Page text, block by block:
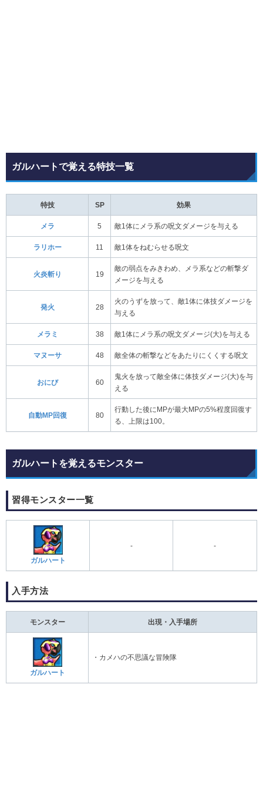
ガルハートで覚える特技一覧
特技 SP 効果
メラ 5 敵1体にメラ系の呪文ダメージを与える
ラリホー 11 敵1体をねむらせる呪文
火炎斬り 19
敵の弱点をみきわめ、メラ系などの斬撃ダ
メージを与える
発火 28
火のうずを放って、敵1体に体技ダメージを
与える
メラミ 38 敵1体にメラ系の呪文ダメージ(大)を与える
マヌーサ 48 敵全体の斬撃などをあたりにくくする呪文
おにび 60
鬼火を放って敵全体に体技ダメージ(大)を与
える
自動MP回復 80
行動した後にMPが最大MPの5%程度回復す
る、上限は100。
ガルハートを覚えるモンスター
習得モンスター一覧
ガルハート
- -
入手方法
モンスター 出現・入手場所
ガルハート
・カメハの不思議な冒険隊